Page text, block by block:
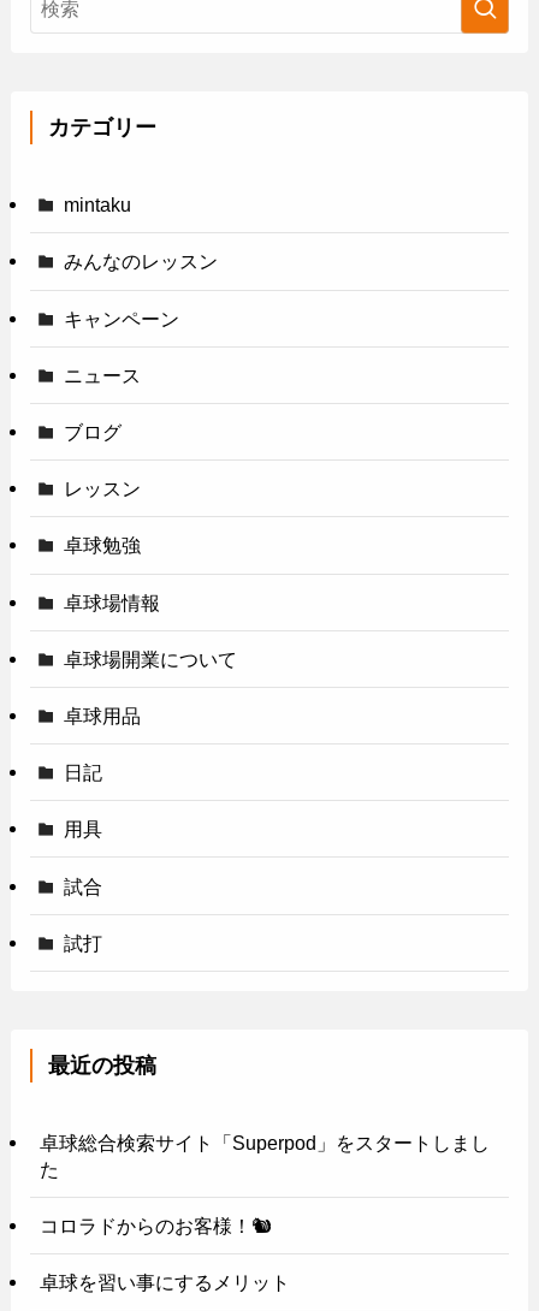
カテゴリー
mintaku
みんなのレッスン
キャンペーン
ニュース
ブログ
レッスン
卓球勉強
卓球場情報
卓球場開業について
卓球用品
日記
用具
試合
試打
最近の投稿
卓球総合検索サイト「Superpod」をスタートしまし
た
コロラドからのお客様！🐿️
卓球を習い事にするメリット